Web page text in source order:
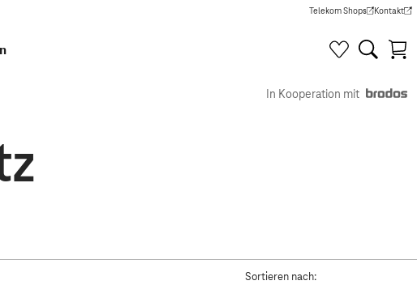
Telekom Shops
(Wird in einem neuen Tab
Kontakt
(Wird in
In Kooperation mit
Sortieren nach: